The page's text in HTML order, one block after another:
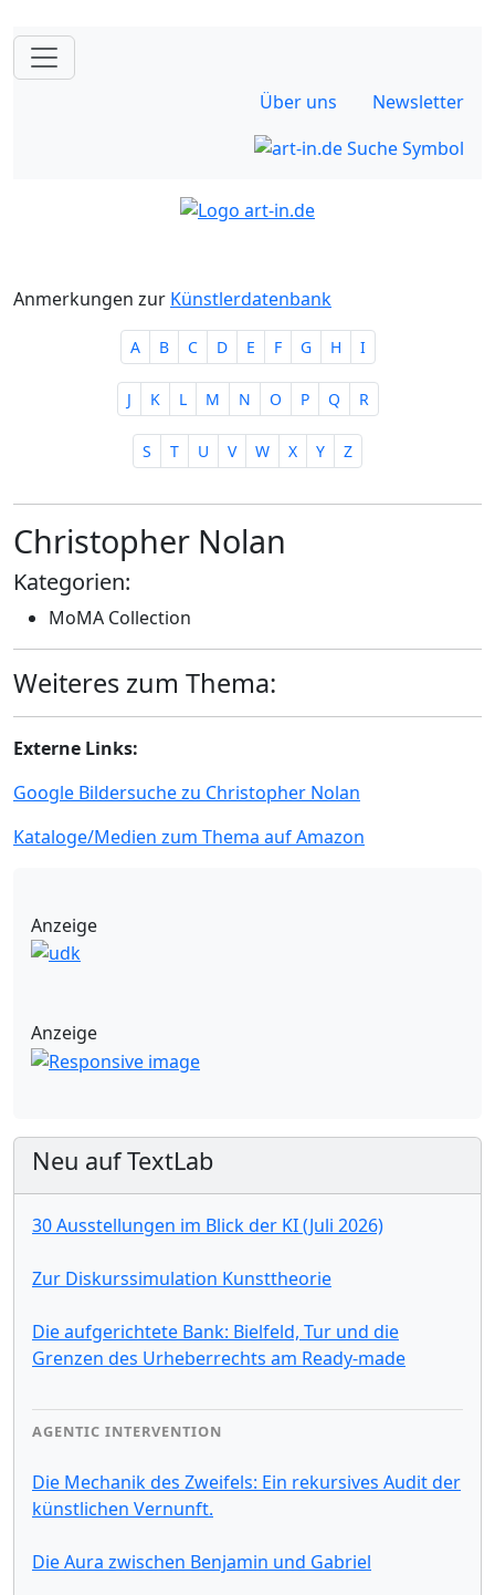
Über uns Newsletter
Anmerkungen zur Künstlerdatenbank
A B C D E F G H I
J K L M N O P Q R
S T U V W X Y Z
Christopher Nolan
Kategorien:
MoMA Collection
Weiteres zum Thema:
Externe Links:
Google Bildersuche zu Christopher Nolan
Kataloge/Medien zum Thema auf Amazon
Anzeige
Anzeige
Neu auf TextLab
30 Ausstellungen im Blick der KI (Juli 2026)
Zur Diskurssimulation Kunsttheorie
Die aufgerichtete Bank: Bielfeld, Tur und die
Grenzen des Urheberrechts am Ready-made
AGENTIC INTERVENTION
Die Mechanik des Zweifels: Ein rekursives Audit der
künstlichen Vernunft.
Die Aura zwischen Benjamin und Gabriel